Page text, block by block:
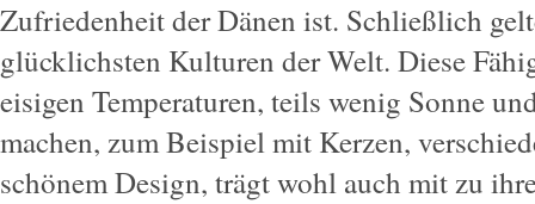
Zufriedenheit der Dänen ist. Schließlich
glücklichsten Kulturen der Welt. Diese
eisigen Temperaturen, teils wenig Sonne
machen, zum Beispiel mit Kerzen,
schönem Design, trägt wohl auch mit zu